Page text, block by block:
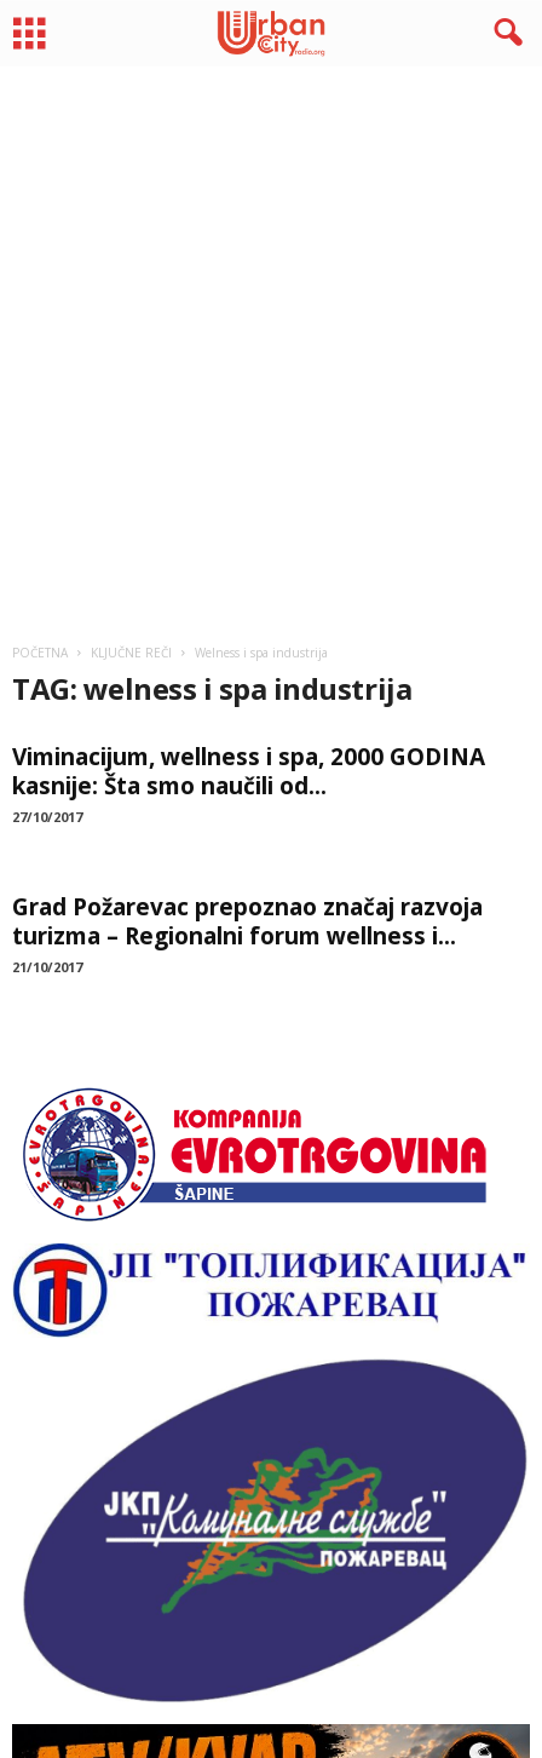
POČETNA KLJUČNE REČI Welness i spa industrija
TAG: welness i spa industrija
Viminacijum, wellness i spa, 2000 GODINA
kasnije: Šta smo naučili od...
27/10/2017
Grad Požarevac prepoznao značaj razvoja
turizma – Regionalni forum wellness i...
21/10/2017